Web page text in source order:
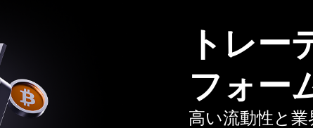
トレー
フォー
高い流動性と